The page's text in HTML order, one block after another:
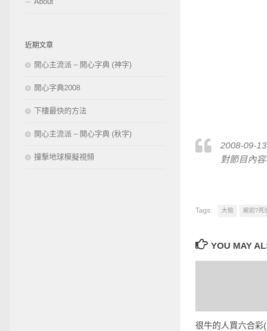
2008-09-
對節目內
Tags: 大殮 屍前?死
YOU MAY
很牛的人買六合彩
近期文章
開心主流派 – 開心字典 (神字)
開心字典2008
下樓最快的方法
開心主流派 – 開心字典 (秋字)
撞擊地球模擬視頻